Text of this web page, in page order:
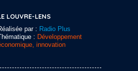
LOUVRE-LENS
par : Radio Plus
: Développement
innovation